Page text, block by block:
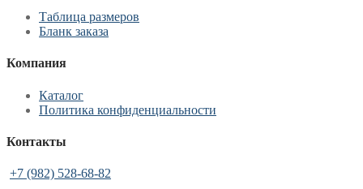
Таблица размеров
Бланк заказа
Компания
Каталог
Политика конфиденциальности
Контакты
+7 (982) 528-68-82